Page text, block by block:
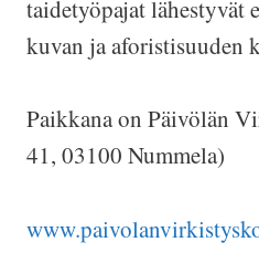
taidetyöpajat
kuvan ja aforistisuuden
Paikkana on Päivölän
41, 03100 Nummela)